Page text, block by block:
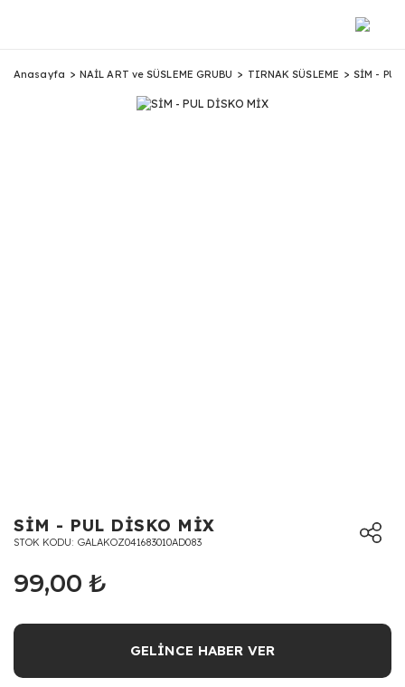
Anasayfa NAİL ART ve SÜSLEME GRUBU TIRNAK SÜSLEME SİM -
SİM - PUL DİSKO MİX
STOK KODU GALAKOZ041683010AD083
99,00 ₺
GELİNCE HABER VER